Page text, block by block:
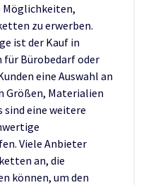
Möglichkeiten,
zu erwerben.
ist der Kauf in
für Bürobedarf oder
eine Auswahl an
Größen, Materialien
sind eine weitere
Viele Anbieter
an, die
können, um den